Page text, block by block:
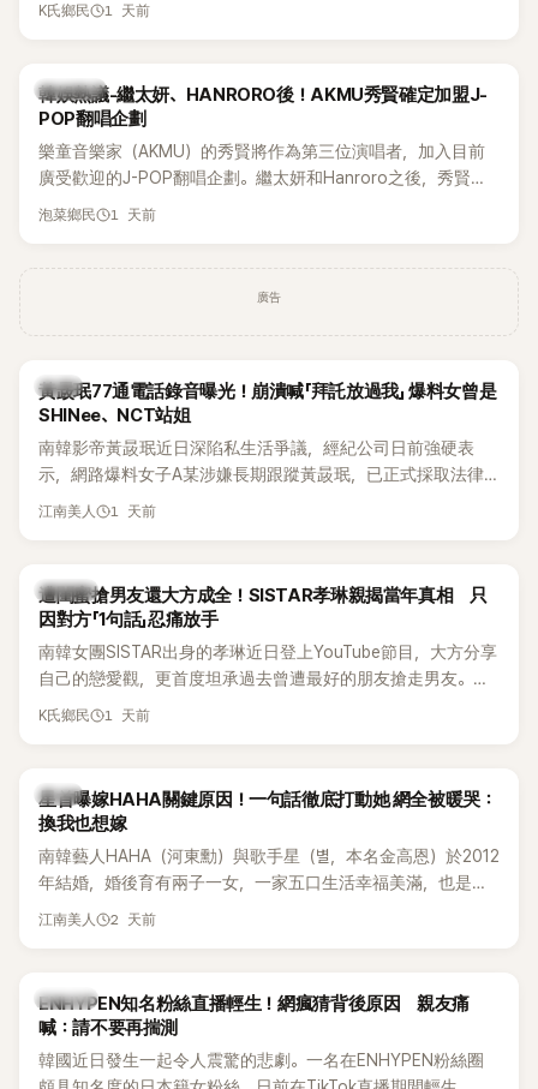
為第五代女團中極具辨識度的新生代代表之一。
K氏鄉民 1 天前
熱議討論
韓娛熱議-繼太妍、HANRORO後！AKMU秀賢確定加盟J-
POP翻唱企劃
樂童音樂家（AKMU）的秀賢將作為第三位演唱者，加入目前
廣受歡迎的J-POP翻唱企劃。繼太妍和Hanroro之後，秀賢已
獲選為第三首翻唱歌曲的主唱，並於近期完成錄音。
泡菜鄉民 1 天前
廣告
韓星
黃晸珉77通電話錄音曝光！崩潰喊「拜託放過我」 爆料女曾是
SHINee、NCT站姐
南韓影帝黃晸珉近日深陷私生活爭議，經紀公司日前強硬表
示，網路爆料女子A某涉嫌長期跟蹤黃晸珉，已正式採取法律
行動。不過，A並未停止發聲，持續透過社群平台公開爆料，反
的錄音內容，而A也首度承認自己過去曾是SHINee、NCT等偶
像團體的「站姐」，事件持續延燒。
江南美人 1 天前
K-POP
遭閨蜜搶男友還大方成全！SISTAR孝琳親揭當年真相 只
因對方「1句話」忍痛放手
南韓女團SISTAR出身的孝琳近日登上YouTube節目，大方分享
自己的戀愛觀，更首度坦承過去曾遭最好的朋友搶走男友。她
表示，當時選擇瀟灑放手，但如果同樣的事情現在再發生，「我
K氏鄉民 1 天前
韓星
星首曝嫁HAHA關鍵原因！一句話徹底打動她 網全被暖哭：
換我也想嫁
南韓藝人HAHA（河東勳）與歌手星（별，本名金高恩）於2012
年結婚，婚後育有兩子一女，一家五口生活幸福美滿，也是韓
國演藝圈公認的模範夫妻。近日，星首度公開當年決定嫁給
江南美人 2 天前
K-POP
ENHYPEN知名粉絲直播輕生！網瘋猜背後原因 親友痛
喊：請不要再揣測
韓國近日發生一起令人震驚的悲劇。一名在ENHYPEN粉絲圈